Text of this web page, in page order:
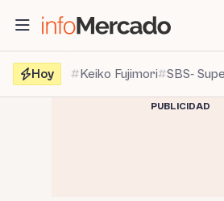
contenido
Hoy
Keiko Fujimori SBS-
PUBLICIDAD